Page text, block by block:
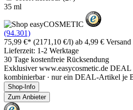
35 ml
(94.301)
75,99 €* (2171,10 €/l) ab 4,99 € Versand
Lieferzeit: 1-2 Werktage
30 Tage kostenfreie Rücksendung
Exklusiver www.easycosmetic.de DEAL
kombinierbar · nur ein DEAL-Artikel je
Shop-Info
Zum Anbieter